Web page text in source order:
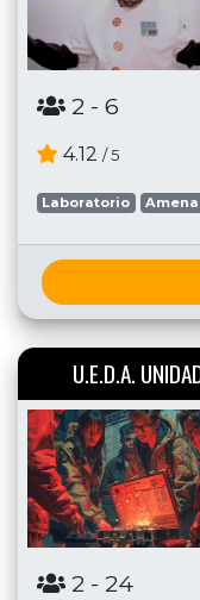
2 - 6
4.12 / 5
Laboratorio
U.E.D.A.
2 - 24